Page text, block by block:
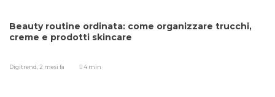
Beauty routine ordinata: come organizzare trucchi,
creme e prodotti skincare
Digitrend,2 mesi fa 4 min